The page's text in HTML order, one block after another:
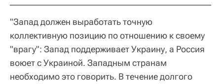
"Запад должен выработать точную
коллективную позицию по отношению к своему
"врагу": Запад поддерживает Украину, а Россия
воюет с Украиной. Западным странам
необходимо это говорить. В течение долгого